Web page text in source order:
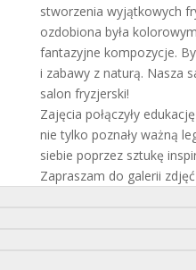
stworzenia wyjątkowych
ozdobiona była
fantazyjne kompozycje.
i zabawy z naturą. Nasza
salon fryzjerski!
Zajęcia połączyły
nie tylko poznały ważną
siebie poprzez sztukę
Zapraszam do galerii